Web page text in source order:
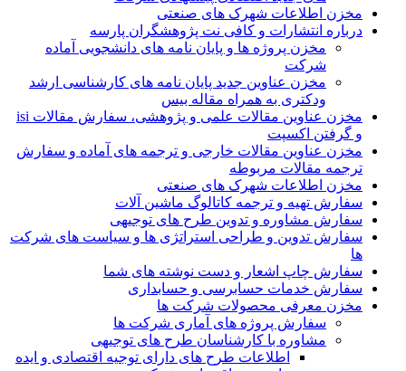
مخزن اطلاعات شهرک های صنعتی
درباره انتشارات و کافی نت پژوهشگران پارسه
مخزن پروژه ها و پایان نامه های دانشجویی آماده
شرکت
مخزن عناوین جدید پایان نامه های کارشناسی ارشد
ودکتری به همراه مقاله بیس
مخزن عناوین مقالات علمی و پژوهشی، سفارش مقالات isi
و گرفتن اکسپت
مخزن عناوین مقالات خارجی و ترجمه های آماده و سفارش
ترجمه مقالات مربوطه
مخزن اطلاعات شهرک های صنعتی
سفارش تهیه و ترجمه کاتالوگ ماشین آلات
سفارش مشاوره و تدوین طرح های توجیهی
سفارش تدوین و طراحی استراتژی ها و سیاست های شرکت
ها
سفارش چاپ اشعار و دست نوشته های شما
سفارش خدمات حسابرسی و حسابداری
مخزن معرفی محصولات شرکت ها
سفارش پروژه های آماری شرکت ها
مشاوره با کارشناسان طرح های توجیهی
اطلاعات طرح های دارای توجیه اقتصادی و ایده